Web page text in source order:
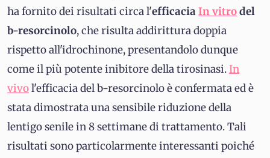
ha fornito dei risultati circa l'efficaciaIn vitrodel
b-resorcinolo, che risulta addirittura doppia
rispetto all'idrochinone, presentandolo dunque
come il più potente inibitore della tirosinasi.In
vivol'efficacia del b-resorcinolo è confermata ed è
stata dimostrata una sensibile riduzione della
lentigo senile in 8 settimane di trattamento. Tali
risultati sono particolarmente interessanti poiché